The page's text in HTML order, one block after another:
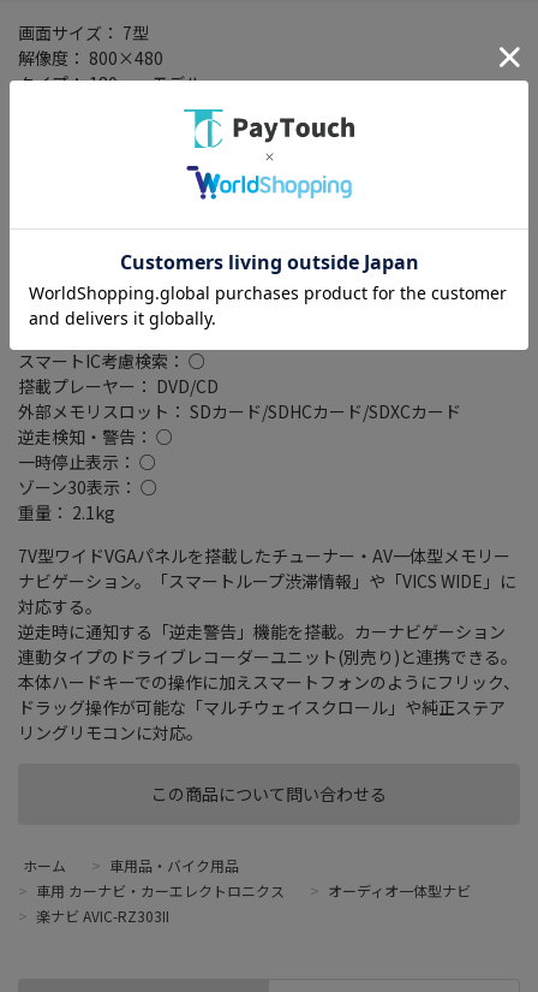
この商品について問い合わせる
画面サイズ： 7型
解像度： 800×480
タイプ： 180mmモデル
設置タイプ： 一体型(2DIN)
記録メディアタイプ： メモリ
バックカメラ： 別売
ワイドFM： ○
ETC2.0： ○
VICSWIDE： ○
スマートIC考慮検索： ○
搭載プレーヤー： DVD/CD
外部メモリスロット： SDカード/SDHCカード/SDXCカード
逆走検知・警告： ○
一時停止表示： ○
ゾーン30表示： ○
重量： 2.1kg
7V型ワイドVGAパネルを搭載したチューナー・AV一体型メモリー
ナビゲーション。「スマートループ渋滞情報」や「VICS WIDE」に
対応する。
逆走時に通知する「逆走警告」機能を搭載。カーナビゲーション
連動タイプのドライブレコーダーユニット(別売り)と連携できる。
本体ハードキーでの操作に加えスマートフォンのようにフリック、
ドラッグ操作が可能な「マルチウェイスクロール」や純正ステア
リングリモコンに対応。
ホーム > 車用品・バイク用品
> 車用 カーナビ・カーエレクトロニクス > オーディオ一体型ナビ
> 楽ナビ AVIC-RZ303II